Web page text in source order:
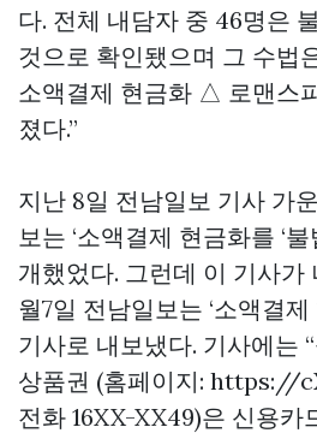
다. 전체 내담자 중 46명은
것으로 확인됐으며 그 수
소액결제 현금화 △ 로맨스
졌다.”
지난 8일 전남일보 기사 가
보는 ‘소액결제 현금화를 ‘
개했었다. 그런데 이 기사가
월7일 전남일보는 ‘소액결
기사로 내보냈다. 기사에는
상품권 (홈페이지: https://
전화 16XX-XX49)은 신용카